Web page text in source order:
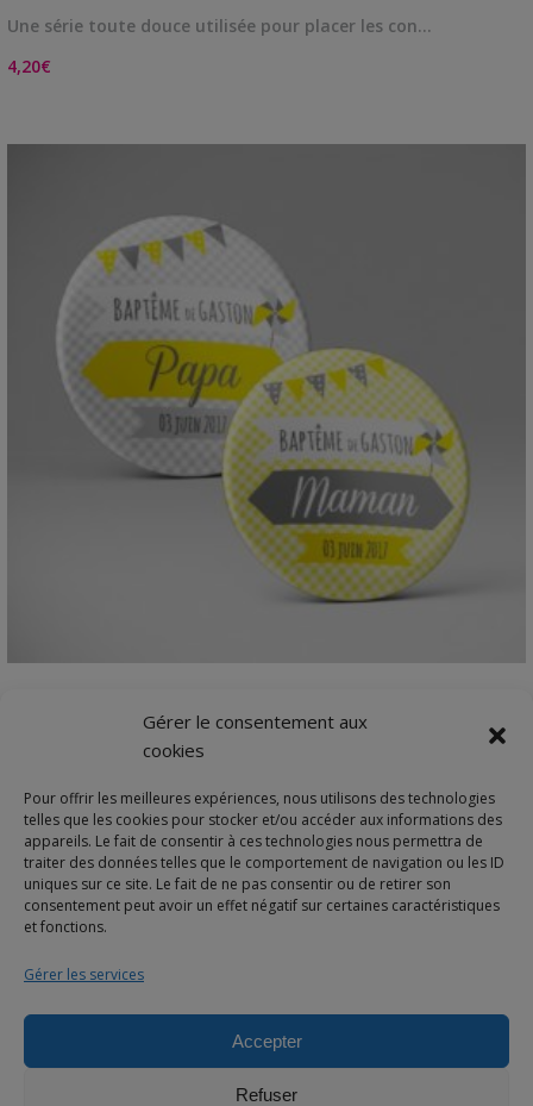
Gérer le consentement aux
cookies
Pour offrir les meilleures expériences, nous utilisons des technologies
telles que les cookies pour stocker et/ou accéder aux informations des
appareils. Le fait de consentir à ces technologies nous permettra de
traiter des données telles que le comportement de navigation ou les ID
uniques sur ce site. Le fait de ne pas consentir ou de retirer son
consentement peut avoir un effet négatif sur certaines caractéristiques
et fonctions.
Gérer les services
Accepter
Refuser
Une série toute douce utilisée pour placer les con…
4,20€
4,20€
© 2025 Bulles de neige - Marque déposée -Tous droits réservés